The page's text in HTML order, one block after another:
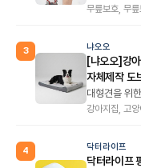
무릎보호, 무
3 냐오오
[냐오오]강
자체제작 도
대형견을 위
강아지집, 고
4 닥터라이프
닥터라이프